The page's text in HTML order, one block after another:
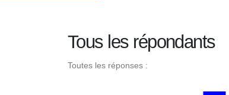
Tous les répondants
Toutes les réponses :